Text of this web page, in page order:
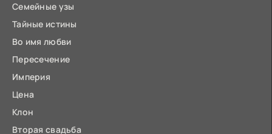
Семейные узы
Тайные истины
Во имя любви
Пересечение
Империя
Цена
Клон
Вторая свадьба